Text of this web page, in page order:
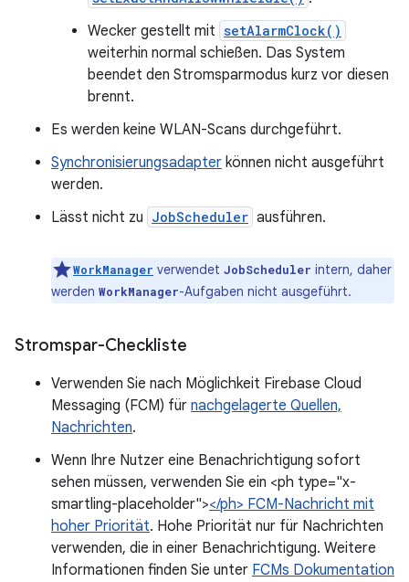
Wecker gestellt mit setAlarmClock()
weiterhin normal schießen. Das System
beendet den Stromsparmodus kurz vor diesen
brennt.
Es werden keine WLAN-Scans durchgeführt.
Synchronisierungsadapter können nicht ausgeführt
werden.
Lässt nicht zu JobScheduler ausführen.
WorkManager verwendet JobScheduler intern, daher
werden WorkManager-Aufgaben nicht ausgeführt.
Stromspar-Checkliste
Verwenden Sie nach Möglichkeit Firebase Cloud
Messaging (FCM) für nachgelagerte Quellen,
Nachrichten.
Wenn Ihre Nutzer eine Benachrichtigung sofort
sehen müssen, verwenden Sie ein <ph type="x-
smartling-placeholder"></ph> FCM-Nachricht mit
hoher Priorität. Hohe Priorität nur für Nachrichten
verwenden, die in einer Benachrichtigung. Weitere
Informationen finden Sie unter FCMs Dokumentation